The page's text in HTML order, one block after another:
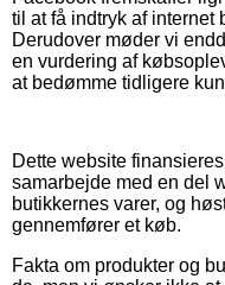
til at få indtryk af internet
Derudover møder vi
en vurdering af
at bedømme tidligere
Dette website
samarbejde med en del
butikkernes varer, og
gennemfører et køb.
Fakta om produkter og